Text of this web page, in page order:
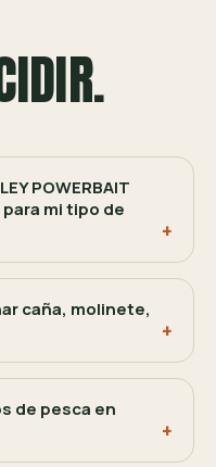
POWERBAIT
para mi tipo de
caña, molinete,
de pesca en